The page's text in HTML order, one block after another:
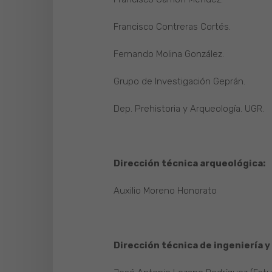
Francisco Contreras Cortés.
Fernando Molina González.
Grupo de Investigación Geprán.
Dep. Prehistoria y Arqueología. UGR.
Dirección técnica arqueológica:
Auxilio Moreno Honorato
Dirección técnica de ingeniería